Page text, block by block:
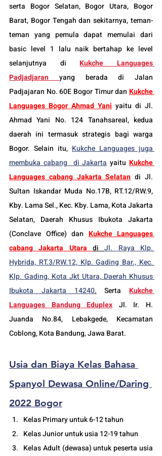
serta Bogor Selatan, Bogor Utara, Bogor
Barat, Bogor Tengah dan sekitarnya, teman-
teman yang pemula dapat memulai dari
basic level 1 lalu naik bertahap ke level
selanjutnya di Kukche Languages
Padjadjaran
yang berada di Jalan
Padjajaran No. 60E Bogor Timur dan Kukche
Languages Bogor Ahmad Yani yaitu di Jl.
Ahmad Yani No. 124 Tanahsareal, kedua
daerah ini termasuk strategis bagi warga
Bogor. Selain itu, Kukche Languages juga
membuka cabang  di Jakarta yaitu Kukche
Languages cabang Jakarta Selatan di Jl.
Sultan Iskandar Muda No.17B, RT.12/RW.9,
Kby. Lama Sel., Kec. Kby. Lama, Kota Jakarta
Selatan, Daerah Khusus Ibukota Jakarta
(Conclave Office) dan Kukche Languages
cabang Jakarta Utara di Jl. Raya Klp.
Hybrida, RT.3/RW.12, Klp. Gading Bar., Kec.
Klp. Gading, Kota Jkt Utara, Daerah Khusus
Ibukota Jakarta 14240. Serta Kukche
Languages Bandung Eduplex Jl. Ir. H.
Juanda No.84, Lebakgede, Kecamatan
Coblong, Kota Bandung, Jawa Barat.
Usia dan Biaya Kelas Bahasa
Spanyol Dewasa Online/Daring
2022 Bogor
Kelas Primary untuk 6-12 tahun
Kelas Junior untuk usia 12-19 tahun
Kelas Adult (dewasa) untuk peserta usia